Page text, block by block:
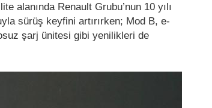
alanında Renault Grubu’nun 10 yılı
sürüş keyfini artırırken; Mod B, e-
şarj ünitesi gibi yenilikleri de